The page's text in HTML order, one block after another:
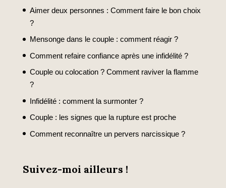
Aimer deux personnes : Comment faire le bon choix
?
Mensonge dans le couple : comment réagir ?
Comment refaire confiance après une infidélité ?
Couple ou colocation ? Comment raviver la flamme
?
Infidélité : comment la surmonter ?
Couple : les signes que la rupture est proche
Comment reconnaître un pervers narcissique ?
Suivez-moi ailleurs !